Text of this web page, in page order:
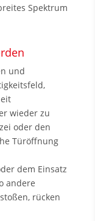
Spektrum
und
wieder zu
oder den
Türöffnung
dem Einsatz
andere
rücken